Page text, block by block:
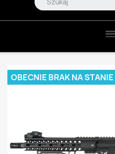
OBECNIE BRAK NA STANIE